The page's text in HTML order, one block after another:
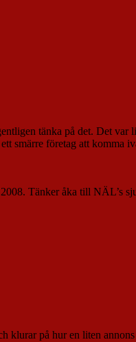
tänka på det. Det var
smärre företag att komma
Tänker åka till NÄL’s
klurar på hur en liten